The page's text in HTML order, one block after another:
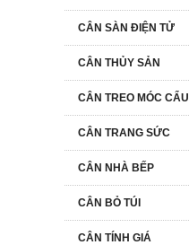
CÂN SÀN ĐIỆN TỬ
CÂN THỦY SẢN
CÂN TREO MÓC CẨU
CÂN TRANG SỨC
CÂN NHÀ BẾP
CÂN BỎ TÚI
CÂN TÍNH GIÁ